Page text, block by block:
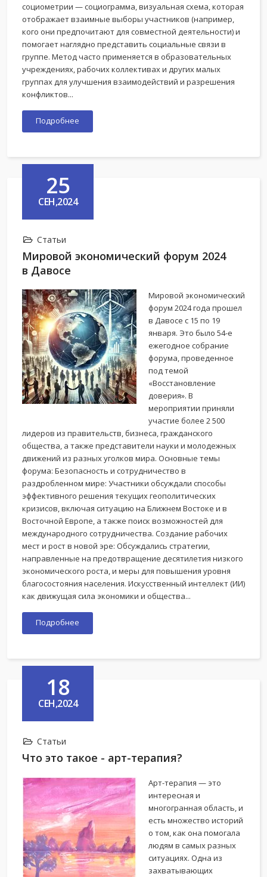
социометрии — социограмма, визуальная схема, которая
отображает взаимные выборы участников (например,
кого они предпочитают для совместной деятельности) и
помогает наглядно представить социальные связи в
группе. Метод часто применяется в образовательных
учреждениях, рабочих коллективах и других малых
группах для улучшения взаимодействий и разрешения
конфликтов...
Подробнее
25
СЕН,2024
Статьи
Мировой экономический форум 2024
в Давосе
Мировой экономический
форум 2024 года прошел
в Давосе с 15 по 19
января. Это было 54-е
ежегодное собрание
форума, проведенное
под темой
«Восстановление
доверия». В
мероприятии приняли
участие более 2 500
лидеров из правительств, бизнеса, гражданского
общества, а также представители науки и молодежных
движений из разных уголков мира. Основные темы
форума: Безопасность и сотрудничество в
раздробленном мире: Участники обсуждали способы
эффективного решения текущих геополитических
кризисов, включая ситуацию на Ближнем Востоке и в
Восточной Европе, а также поиск возможностей для
международного сотрудничества. Создание рабочих
мест и рост в новой эре: Обсуждались стратегии,
направленные на предотвращение десятилетия низкого
экономического роста, и меры для повышения уровня
благосостояния населения. Искусственный интеллект (ИИ)
как движущая сила экономики и общества...
Подробнее
18
СЕН,2024
Статьи
Что это такое - арт-терапия?
Арт-терапия — это
интересная и
многогранная область, и
есть множество историй
о том, как она помогала
людям в самых разных
ситуациях. Одна из
захватывающих